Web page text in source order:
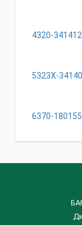
4320-
5323Х-
6370-